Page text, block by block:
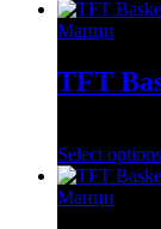
Маици
TFT
Select options
Маици